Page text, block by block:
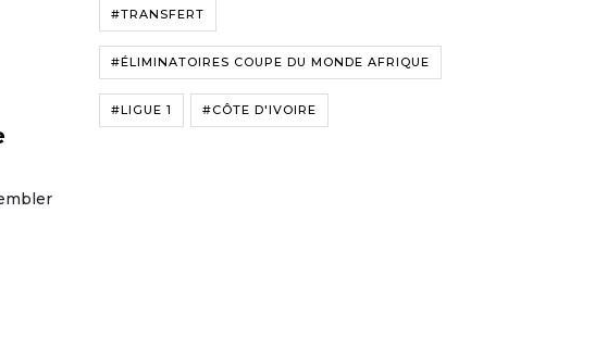
#TRANSFERT
#ÉLIMINATOIRES COUPE DU MONDE AFRIQUE
#LIGUE 1 #CÔTE D'IVOIRE